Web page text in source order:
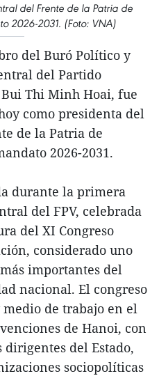
del Frente de la Patria de
2026-2031. (Foto: VNA)
del Buró Político y
del Partido
Thi Minh Hoai, fue
como presidenta del
de la Patria de
2026-2031.
durante la primera
del FPV, celebrada
del XI Congreso
considerado uno
importantes del
nacional. El congreso
de trabajo en el
de Hanoi, con
del Estado,
sociopolíticas